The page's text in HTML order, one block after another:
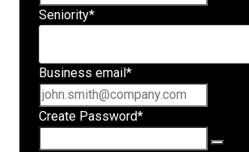
Seniority*
Business email *
Create Password*